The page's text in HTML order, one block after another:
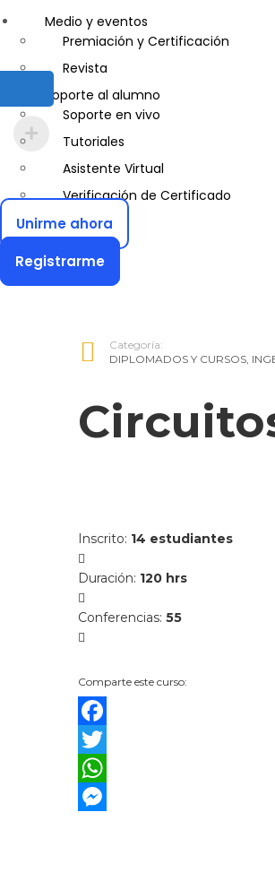
Entrenador Personal y Nutrición
Gastronomía
Gestor de Crédito y Cobranza
Guía de Turismo
Inglés Americano
Marketing y Publicidad
Medio Ambiente y Seguridad
Plataforma Bancaria y Comercial
Secretaria Corporativo
Telemarketing
Ventas de Productos y Servicios
Medio y eventos
Premiación y Certificación
Revista
Soporte al alumno
Soporte en vivo
Tutoriales
Asistente Virtual
Verificación de Certificado
Unirme ahora
Registrarme
Categoría:
DIPLOMADOS Y CURSOS,
Inscrito: 14 estudiantes
Duración: 120 hrs
Conferencias: 55
Comparte este curso:
Facebook
Twitter
WhatsApp